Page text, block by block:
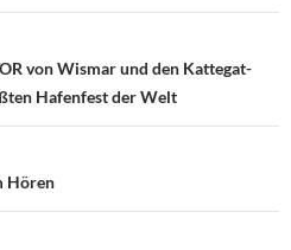
von Wismar und den Kattegat-
Hafenfest der Welt
Hören